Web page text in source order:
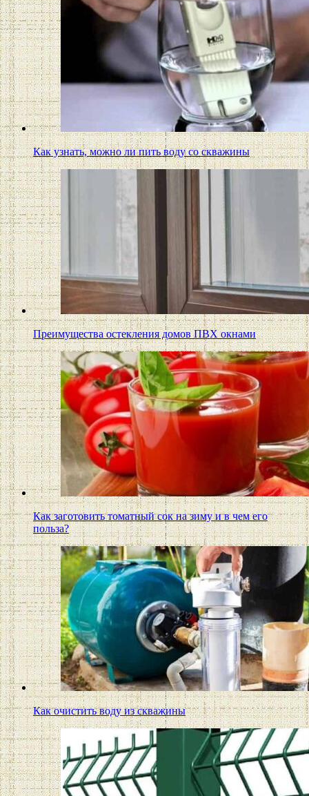
Как узнать, можно ли пить воду со скважины
Преимущества остекления домов ПВХ окнами
Как заготовить томатный сок на зиму и в чем его
польза?
Как очистить воду из скважины